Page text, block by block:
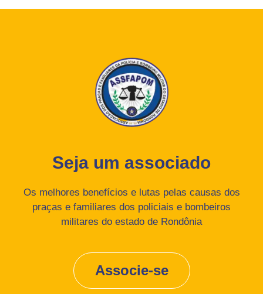
Seja um associado
Os melhores benefícios e lutas pelas causas dos
praças e familiares dos policiais e bombeiros
militares do estado de Rondônia
Associe-se